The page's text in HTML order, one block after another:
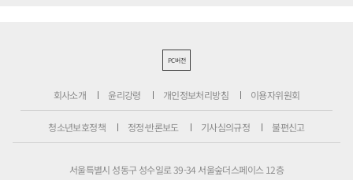
PC버전
회사소개 윤리강령 개인정보처리방침 이용자위원회
청소년보호정책 정정·반론보도 기사심의규정 불편신고
서울특별시 성동구 성수일로 39-34 서울숲더스페이스 12층